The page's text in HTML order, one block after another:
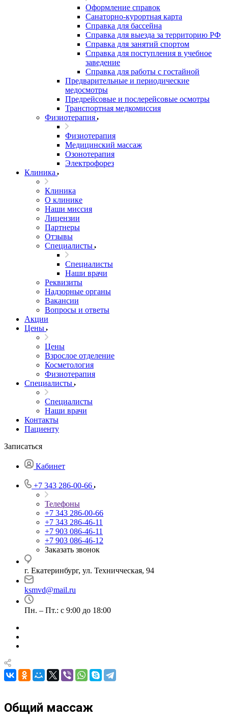
Оформление справок
Санаторно-курортная карта
Справка для бассейна
Справка для выезда за территорию РФ
Справка для занятий спортом
Справка для поступления в учебное
заведение
Справка для работы с гостайной
Предварительные и периодические
медосмотры
Предрейсовые и послерейсовые осмотры
Транспортная медкомиссия
Физиотерапия
Физиотерапия
Медицинский массаж
Озонотерапия
Электрофорез
Клиника
Клиника
О клинике
Наши миссия
Лицензии
Партнеры
Отзывы
Специалисты
Специалисты
Наши врачи
Реквизиты
Надзорные органы
Вакансии
Вопросы и ответы
Акции
Цены
Цены
Взрослое отделение
Косметология
Физиотерапия
Специалисты
Специалисты
Наши врачи
Контакты
Пациенту
Записаться
Кабинет
+7 343 286-00-66
Телефоны
+7 343 286-00-66
+7 343 286-46-11
+7 903 086-46-11
+7 903 086-46-12
Заказать звонок
г. Екатеринбург, ул. Техничческая, 94
ksmvd@mail.ru
Пн. – Пт.: с 9:00 до 18:00
Общий массаж